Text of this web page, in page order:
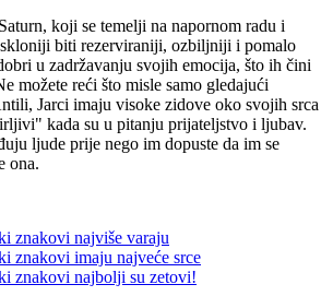
koji se temelji na napornom radu i
biti rezerviraniji, ozbiljniji i pomalo
u zadržavanju svojih emocija, što ih čini
možete reći što misle samo gledajući
Jarci imaju visoke zidove oko svojih srca
kada su u pitanju prijateljstvo i ljubav.
ljude prije nego im dopuste da im se
ona.
znakovi najviše varaju
znakovi imaju najveće srce
znakovi najbolji su zetovi!